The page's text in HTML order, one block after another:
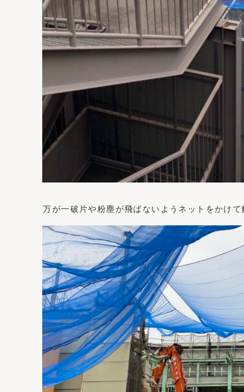
万が一破片や粉塵が飛ばないようネットをかけて